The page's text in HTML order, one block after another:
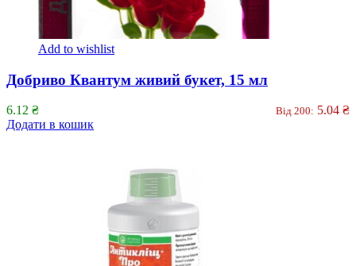
Add to wishlist
Добриво Квантум живий букет, 15 мл
6.12 ₴ Від 200: 5.04 ₴
Додати в кошик